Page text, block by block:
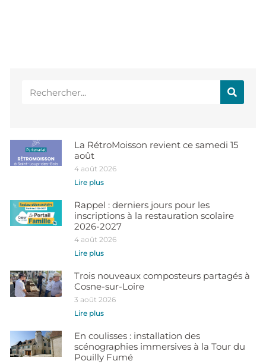
La RétroMoisson revient ce samedi 15
août
4 août 2026
Lire plus
Rappel : derniers jours pour les
inscriptions à la restauration scolaire
2026-2027
4 août 2026
Lire plus
Trois nouveaux composteurs partagés à
Cosne-sur-Loire
3 août 2026
Lire plus
En coulisses : installation des
scénographies immersives à la Tour du
Pouilly Fumé